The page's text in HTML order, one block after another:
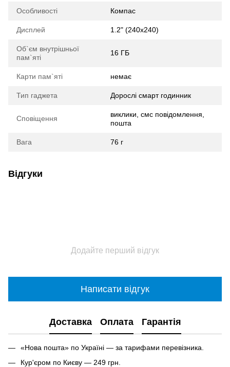
Особливості Компас
Дисплей 1.2" (240x240)
Об`єм внутрішньої
пам`яті
16 ГБ
Карти пам`яті немає
Тип гаджета Дорослі смарт годинник
Сповіщення
виклики, смс повідомлення,
пошта
Вага 76 г
Відгуки
Додайте перший відгук
Написати відгук
Доставка Оплата Гарантія
«Нова пошта» по Україні — за тарифами перевізника.
Кур'єром по Києву — 249 грн.